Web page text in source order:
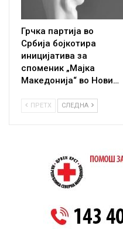
Грчка партија во
Србија бојкотира
иницијатива за
споменик „Мајка
Македонија“ во Нови…
ПРЕТХ СЛЕДНА